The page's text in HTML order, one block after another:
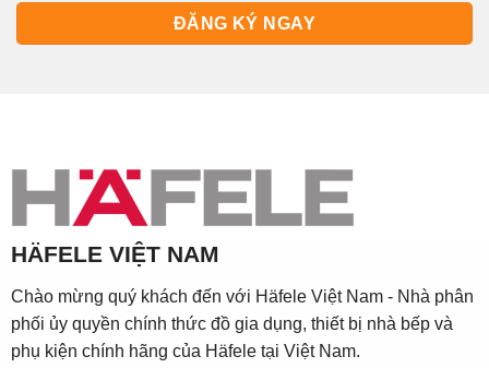
HÄFELE VIỆT NAM
Chào mừng quý khách đến với Häfele Việt Nam - Nhà phân
phối ủy quyền chính thức đồ gia dụng, thiết bị nhà bếp và
phụ kiện chính hãng của Häfele tại Việt Nam.